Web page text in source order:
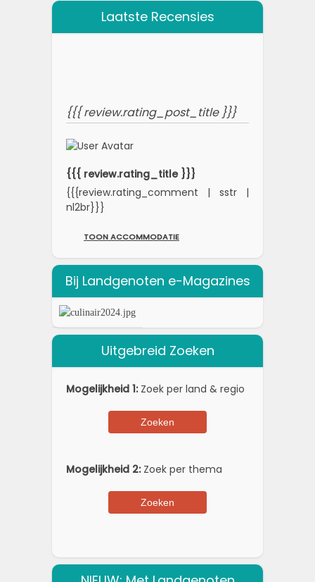
Laatste Recensies
{{{ review.rating_post_title }}}
{{{ review.rating_title }}}
{{{review.rating_comment | sstr |
nl2br}}}
TOON ACCOMMODATIE
Bij Landgenoten e-Magazines
Uitgebreid Zoeken
Mogelijkheid 1:Zoek per land & regio
Mogelijkheid 2:Zoek per thema